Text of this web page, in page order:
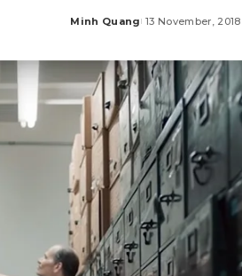
Posted
Minh Quang 13 November, 2018